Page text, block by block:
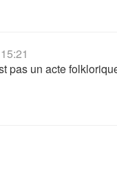
pas un acte